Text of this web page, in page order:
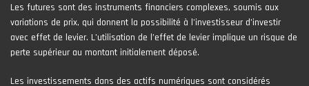
Les futures sont des instruments financiers complexes, soumis aux
variations de prix, qui donnent la possibilité à l’investisseur d’investir
avec effet de levier. L’utilisation de l’effet de levier implique un risque de
perte supérieur au montant initialement déposé.
Les investissements dans des actifs numériques sont considérés